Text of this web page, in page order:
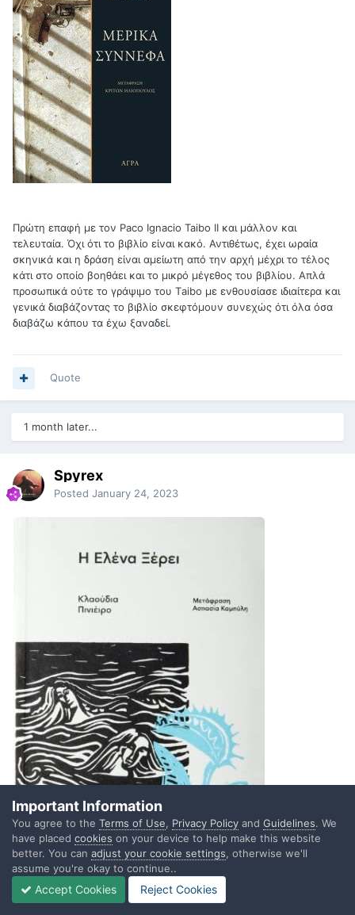
Πρώτη επαφή με τον Paco Ignacio Taibo II και μάλλον και
τελευταία. Όχι ότι το βιβλίο είναι κακό. Αντιθέτως, έχει ωραία
σκηνικά και η δράση είναι αμείωτη από την αρχή μέχρι το τέλος
κάτι στο οποίο βοηθάει και το μικρό μέγεθος του βιβλίου. Απλά
προσωπικά ούτε το γράψιμο του Τaibo με ενθουσίασε ιδιαίτερα και
γενικά διαβάζοντας το βιβλίο σκεφτόμουν συνεχώς ότι όλα όσα
διαβάζω κάπου τα έχω ξαναδεί.
Quote
1 month later...
Spyrex
Posted January 24, 2023
Important Information
You agree to the Terms of Use, Privacy Policy and Guidelines. We
have placed cookies on your device to help make this website
better. You can adjust your cookie settings, otherwise we'll
assume you're okay to continue..
Accept Cookies Reject Cookies